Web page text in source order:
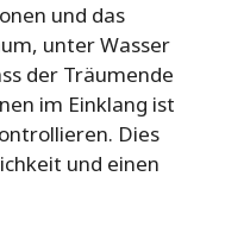
und das
unter Wasser
der Träumende
im Einklang ist
Dies
und einen